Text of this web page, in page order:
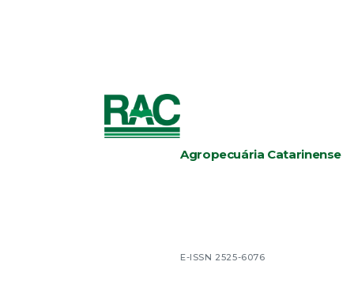
Agropecuária Catarinense
E-ISSN 2525-6076